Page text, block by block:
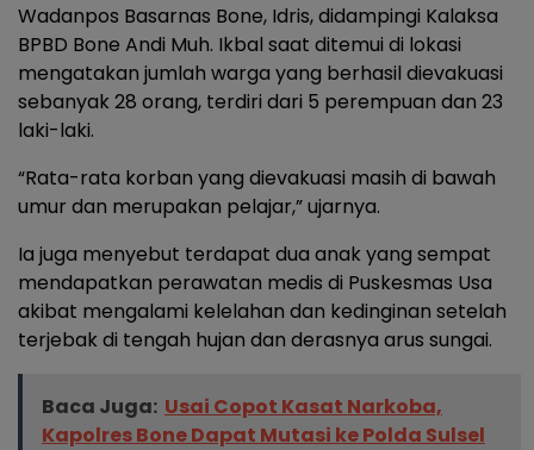
Wadanpos Basarnas Bone, Idris, didampingi Kalaksa
BPBD Bone Andi Muh. Ikbal saat ditemui di lokasi
mengatakan jumlah warga yang berhasil dievakuasi
sebanyak 28 orang, terdiri dari 5 perempuan dan 23
laki-laki.
“Rata-rata korban yang dievakuasi masih di bawah
umur dan merupakan pelajar,” ujarnya.
Ia juga menyebut terdapat dua anak yang sempat
mendapatkan perawatan medis di Puskesmas Usa
akibat mengalami kelelahan dan kedinginan setelah
terjebak di tengah hujan dan derasnya arus sungai.
Baca Juga: Usai Copot Kasat Narkoba,
Kapolres Bone Dapat Mutasi ke Polda Sulsel